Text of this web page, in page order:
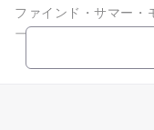
ファインド・サマー・
ーエスケープ」を中心
を多数揃えた期間限定